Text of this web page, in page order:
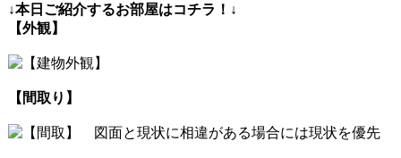
↓本日ご紹介するお部屋はコチラ！↓
【外観】
【間取り】